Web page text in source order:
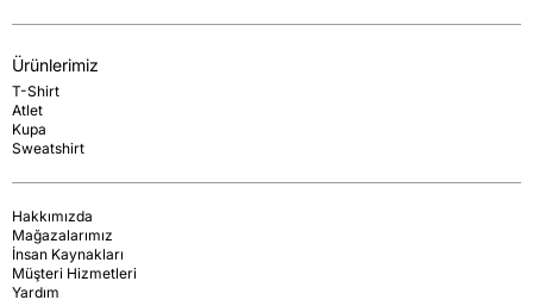
Ürünlerimiz
T-Shirt
Atlet
Kupa
Sweatshirt
Hakkımızda
Mağazalarımız
İnsan Kaynakları
Müşteri Hizmetleri
Yardım